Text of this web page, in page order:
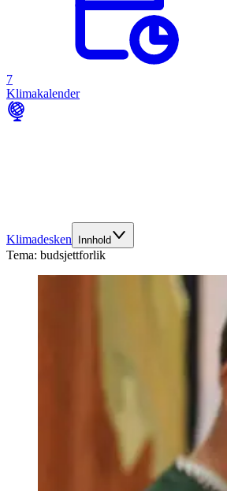
7
Klimakalender
Klimadesken Innhold
Tema: budsjettforlik